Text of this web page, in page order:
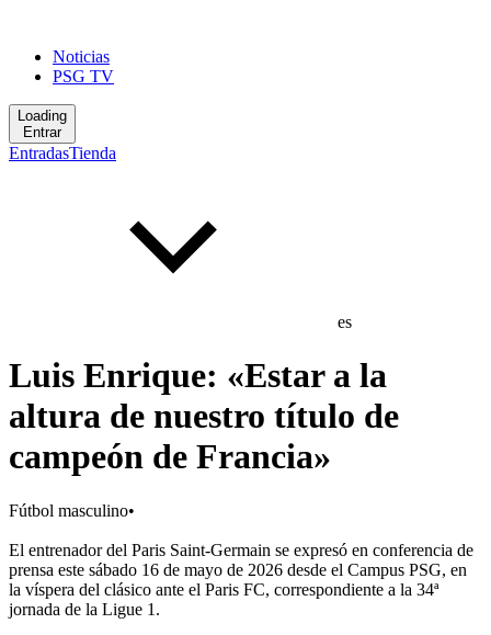
Noticias
PSG TV
Loading
Entrar
EntradasTienda
es
Luis Enrique: «Estar a la
altura de nuestro título de
campeón de Francia»
Fútbol masculino•
El entrenador del Paris Saint-Germain se expresó en conferencia de
prensa este sábado 16 de mayo de 2026 desde el Campus PSG, en
la víspera del clásico ante el Paris FC, correspondiente a la 34ª
jornada de la Ligue 1.